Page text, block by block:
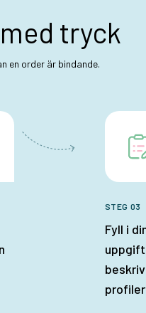
tryck
en order är bindande.
STEG 03
Fyll i